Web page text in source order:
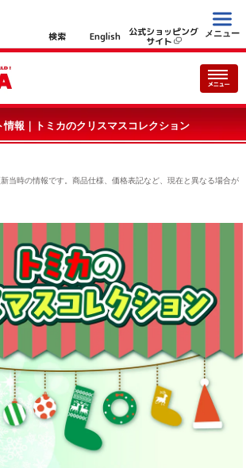
検索 English 公式ショッピング
サイト
メニュー
情報｜トミカのクリスマスコレクション
当時の情報です。商品仕様、価格表記など、現在と異なる場合が